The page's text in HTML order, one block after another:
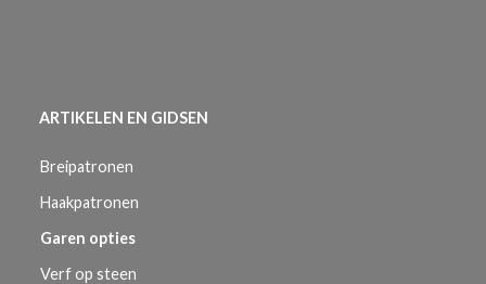
ARTIKELEN EN GIDSEN
Breipatronen
Haakpatronen
Garen opties
Verf op steen